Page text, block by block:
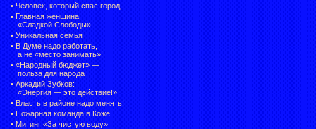
• Человек, который спас город
• Главная женщина
«Сладкой Слободы»
• Уникальная семья
• В Думе надо работать,
а не «место занимать»!
• «Народный бюджет» —
польза для народа
• Аркадий Зубков:
«Энергия — это действие!»
• Власть в районе надо менять!
• Пожарная команда в Коже
• Митинг «За чистую воду»